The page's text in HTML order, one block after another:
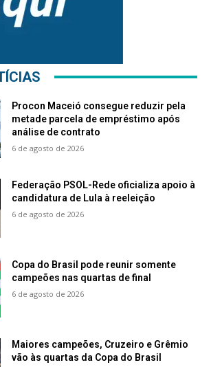
Procon Maceió consegue reduzir pela
metade parcela de empréstimo após
análise de contrato
6 de agosto de 2026
Federação PSOL-Rede oficializa apoio à
candidatura de Lula à reeleição
6 de agosto de 2026
Copa do Brasil pode reunir somente
campeões nas quartas de final
6 de agosto de 2026
Maiores campeões, Cruzeiro e Grêmio
vão às quartas da Copa do Brasil